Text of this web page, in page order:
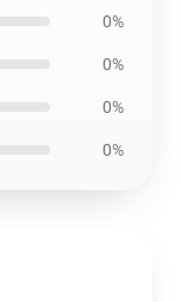
0%
0%
0%
0%